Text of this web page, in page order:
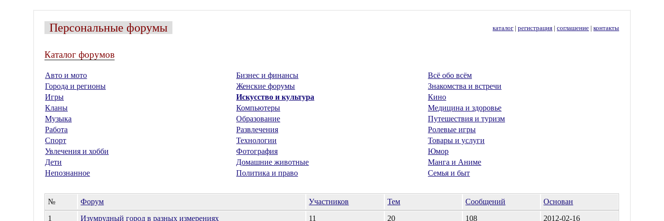
Персональные форумы каталог |регистрация |соглашение |контакты
Каталог форумов
Авто и мото Бизнес и финансы
Всё обо всём
Города и регионы
Женские форумы
Знакомства и встречи
Игры
Искусство и культура
Кино
Кланы
Компьютеры
Медицина и здоровье
Музыка
Образование
Путешествия и туризм
Работа
Развлечения
Ролевые игры
Спорт
Технологии
Товары и услуги
Увлечения и хобби
Фотография
Юмор
Дети
Домашние животные
Манга и Аниме
Непознанное
Политика и право Семья и быт
№ Форум Участников Тем Сообщений
Основан
1
Изумрудный город в разных измерениях 11 20 108 2012-02-16